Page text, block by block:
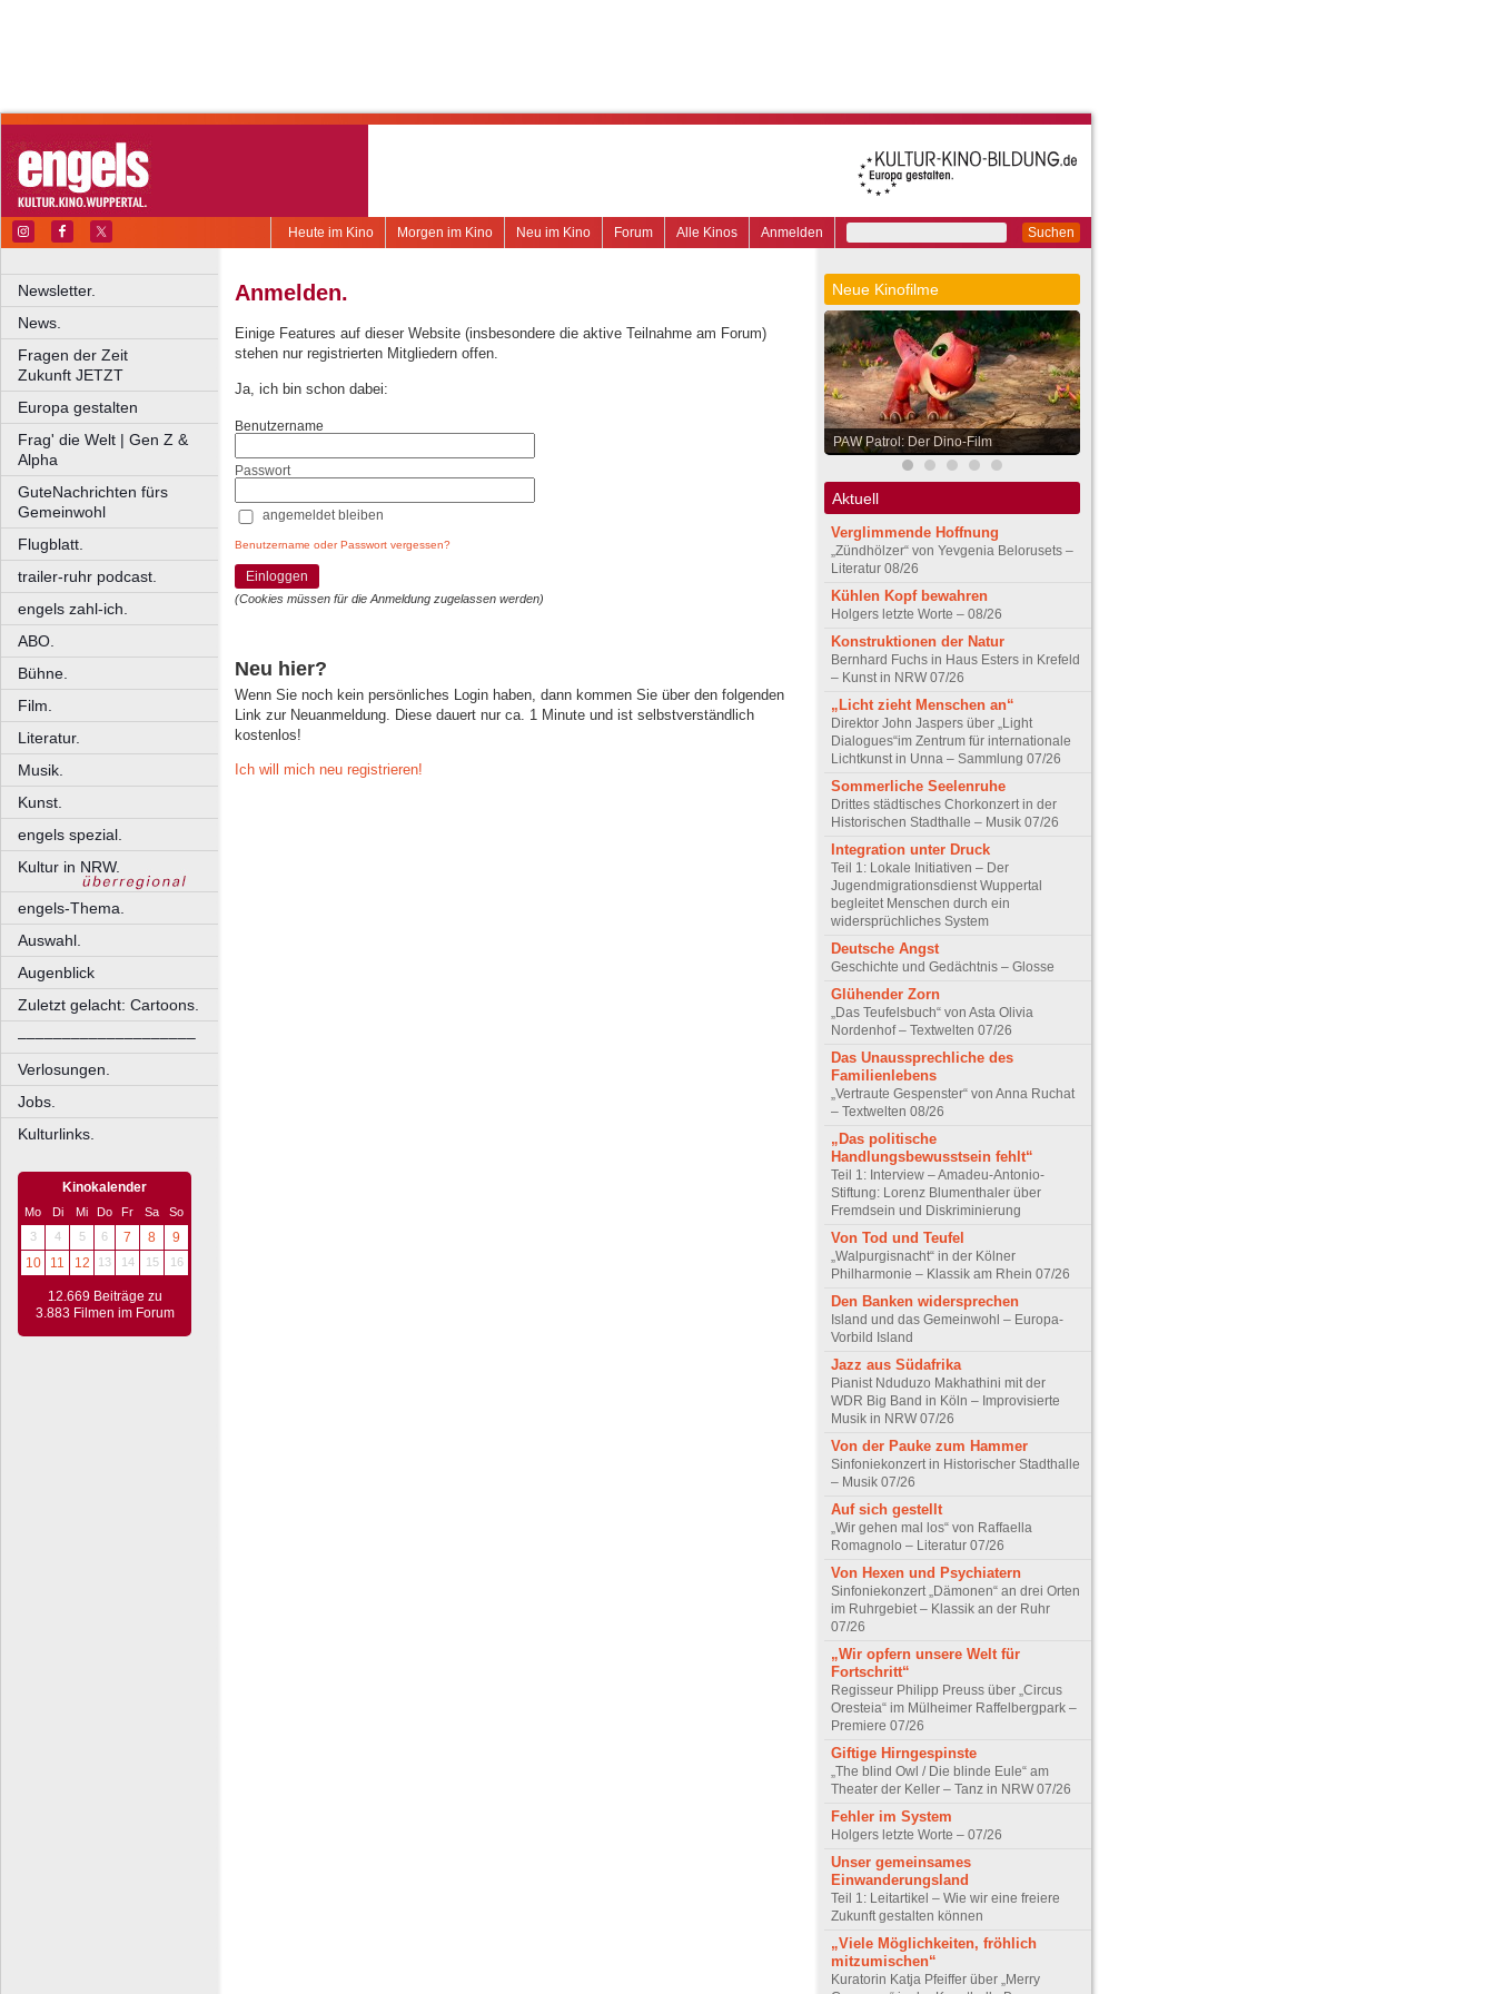
Suchen
Anmelden
Alle Kinos
Forum
Neu im Kino
Morgen im Kino
Heute im Kino
Newsletter.
News.
Fragen der Zeit
Zukunft JETZT
Europa gestalten
Frag' die Welt | Gen Z &
Alpha
GuteNachrichten fürs
Gemeinwohl
Flugblatt.
trailer-ruhr podcast.
engels zahl-ich.
ABO.
Bühne.
Film.
Literatur.
Musik.
Kunst.
engels spezial.
Kultur in NRW.
engels-Thema.
Auswahl.
Augenblick
Zuletzt gelacht: Cartoons.
––––––––––––––––––––
Verlosungen.
Jobs.
Kulturlinks.
Kinokalender
Mo Di Mi Do Fr Sa
So
3
4 5 6 7 8
9
10
11 12 13 14 15 16
12.669 Beiträge zu
3.883 Filmen im Forum
Anmelden.
Einige Features auf dieser Website (insbesondere die aktive Teilnahme am Forum)
stehen nur registrierten Mitgliedern offen.
Ja, ich bin schon dabei:
Benutzername
Passwort
angemeldet bleiben
Benutzername oder Passwort vergessen?
Einloggen
(Cookies müssen für die Anmeldung zugelassen werden)
Neu hier?
Wenn Sie noch kein persönliches Login haben, dann kommen Sie über den folgenden
Link zur Neuanmeldung. Diese dauert nur ca. 1 Minute und ist selbstverständlich
kostenlos!
Ich will mich neu registrieren!
Neue Kinofilme
PAW Patrol: Der Dino-Film
Aktuell
Verglimmende Hoffnung
„Zündhölzer“ von Yevgenia Belorusets –
Literatur 08/26
Kühlen Kopf bewahren
Holgers letzte Worte – 08/26
Konstruktionen der Natur
Bernhard Fuchs in Haus Esters in Krefeld
– Kunst in NRW 07/26
„Licht zieht Menschen an“
Direktor John Jaspers über „Light
Dialogues“im Zentrum für internationale
Lichtkunst in Unna – Sammlung 07/26
Sommerliche Seelenruhe
Drittes städtisches Chorkonzert in der
Historischen Stadthalle – Musik 07/26
Integration unter Druck
Teil 1: Lokale Initiativen – Der
Jugendmigrationsdienst Wuppertal
begleitet Menschen durch ein
widersprüchliches System
Deutsche Angst
Geschichte und Gedächtnis – Glosse
Glühender Zorn
„Das Teufelsbuch“ von Asta Olivia
Nordenhof – Textwelten 07/26
Das Unaussprechliche des
Familienlebens
„Vertraute Gespenster“ von Anna Ruchat
– Textwelten 08/26
„Das politische
Handlungsbewusstsein fehlt“
Teil 1: Interview – Amadeu-Antonio-
Stiftung: Lorenz Blumenthaler über
Fremdsein und Diskriminierung
Von Tod und Teufel
„Walpurgisnacht“ in der Kölner
Philharmonie – Klassik am Rhein 07/26
Den Banken widersprechen
Island und das Gemeinwohl – Europa-
Vorbild Island
Jazz aus Südafrika
Pianist Nduduzo Makhathini mit der
WDR Big Band in Köln – Improvisierte
Musik in NRW 07/26
Von der Pauke zum Hammer
Sinfoniekonzert in Historischer Stadthalle
– Musik 07/26
Auf sich gestellt
„Wir gehen mal los“ von Raffaella
Romagnolo – Literatur 07/26
Von Hexen und Psychiatern
Sinfoniekonzert „Dämonen“ an drei Orten
im Ruhrgebiet – Klassik an der Ruhr
07/26
„Wir opfern unsere Welt für
Fortschritt“
Regisseur Philipp Preuss über „Circus
Oresteia“ im Mülheimer Raffelbergpark –
Premiere 07/26
Giftige Hirngespinste
„The blind Owl / Die blinde Eule“ am
Theater der Keller – Tanz in NRW 07/26
Fehler im System
Holgers letzte Worte – 07/26
Unser gemeinsames
Einwanderungsland
Teil 1: Leitartikel – Wie wir eine freiere
Zukunft gestalten können
„Viele Möglichkeiten, fröhlich
mitzumischen“
Kuratorin Katja Pfeiffer über „Merry